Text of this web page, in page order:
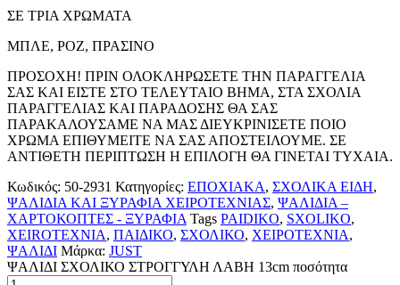
ΣΕ ΤΡΙΑ ΧΡΩΜΑΤΑ
ΜΠΛΕ, ΡΟΖ, ΠΡΑΣΙΝΟ
ΠΡΟΣΟΧΗ! ΠΡΙΝ ΟΛΟΚΛΗΡΩΣΕΤΕ ΤΗΝ ΠΑΡΑΓΓΕΛΙΑ
ΣΑΣ ΚΑΙ ΕΙΣΤΕ ΣΤΟ ΤΕΛΕΥΤΑΙΟ ΒΗΜΑ, ΣΤΑ ΣΧΟΛΙΑ
ΠΑΡΑΓΓΕΛΙΑΣ ΚΑΙ ΠΑΡΑΔΟΣΗΣ ΘΑ ΣΑΣ
ΠΑΡΑΚΑΛΟΥΣΑΜΕ ΝΑ ΜΑΣ ΔΙΕΥΚΡΙΝΙΣΕΤΕ ΠΟΙΟ
ΧΡΩΜΑ ΕΠΙΘΥΜΕΙΤΕ ΝΑ ΣΑΣ ΑΠΟΣΤΕΙΛΟΥΜΕ. ΣΕ
ΑΝΤΙΘΕΤΗ ΠΕΡΙΠΤΩΣΗ Η ΕΠΙΛΟΓΗ ΘΑ ΓΙΝΕΤΑΙ ΤΥΧΑΙΑ.
Κωδικός: 50-2931 Κατηγορίες: ΕΠΟΧΙΑΚΑ, ΣΧΟΛΙΚΑ ΕΙΔΗ,
ΨΑΛΙΔΙΑ ΚΑΙ ΞΥΡΑΦΙΑ ΧΕΙΡΟΤΕΧΝΙΑΣ, ΨΑΛΙΔΙΑ –
ΧΑΡΤΟΚΟΠΤΕΣ - ΞΥΡΑΦΙΑ Tags PAIDIKO, SXOLIKO,
XEIROTEXNIA, ΠΑΙΔΙΚΟ, ΣΧΟΛΙΚΟ, ΧΕΙΡΟΤΕΧΝΙΑ,
ΨΑΛΙΔΙ Μάρκα: JUST
ΨΑΛΙΔΙ ΣΧΟΛΙΚΟ ΣΤΡΟΓΓΥΛΗ ΛΑΒΗ 13cm ποσότητα